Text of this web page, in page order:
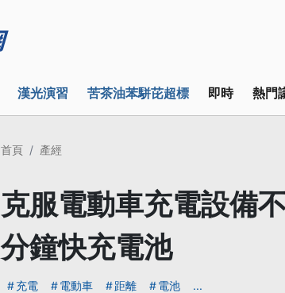
漢光演習 苦茶油苯駢芘超標 即時 熱門
首頁 產經
克服電動車充電設備
分鐘快充電池
充電 電動車 距離 電池 ...